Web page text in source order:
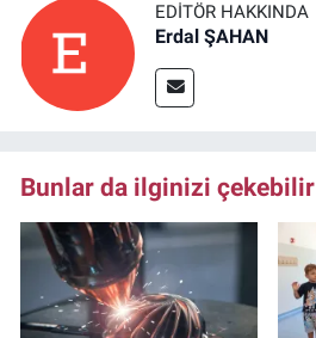
EDITÖR HAKKINDA
Erdal ŞAHAN
Bunlar da ilginizi çekebilir